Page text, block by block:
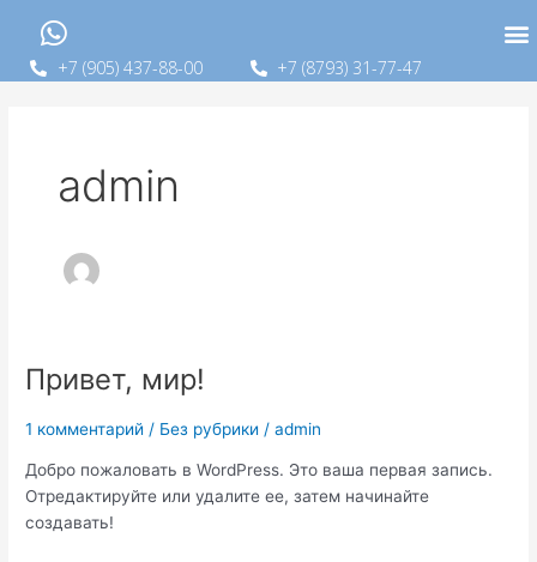
содержимому+7 (905) 437-88-00 +7 (8793) 31-77-47
admin
Привет, мир!
1 комментарий / Без рубрики /admin
Добро пожаловать в WordPress. Это ваша первая запись.
Отредактируйте или удалите ее, затем начинайте
создавать!
Привет,
мир!